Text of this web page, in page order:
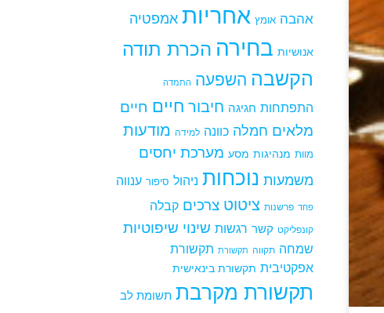
אהבה אומץ אחריות אמפטיה
אנושיות בחירה הכרת תודה
הקשבה השפעה התמדה
התפתחות חגיגה חיבור חיים חיים
מלאים חמלה כוונה למידה מודעות
מוות מנהיגות מסע מערכת יחסים
משמעות נוכחות ניהול סיפור ענווה
פחד פרשנות ציטוט צרכים קבלה
קונפליקט קשר רגשות שינוי שיפוטיות
שמחה תקווה תקשורת תקשורת
אפקטיבית תקשורת בינאישית
תקשורת מקרבת תשומת לב